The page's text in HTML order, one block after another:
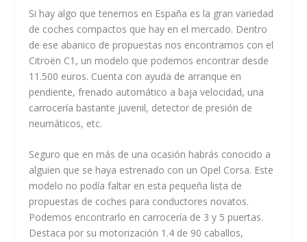
Si hay algo que tenemos en España es la gran variedad
de coches compactos que hay en el mercado. Dentro
de ese abanico de propuestas nos encontramos con el
Citroën C1, un modelo que podemos encontrar desde
11.500 euros. Cuenta con ayuda de arranque en
pendiente, frenado automático a baja velocidad, una
carrocería bastante juvenil, detector de presión de
neumáticos, etc.
Seguro que en más de una ocasión habrás conocido a
alguien que se haya estrenado con un Opel Corsa. Este
modelo no podía faltar en esta pequeña lista de
propuestas de coches para conductores novatos.
Podemos encontrarlo en carrocería de 3 y 5 puertas.
Destaca por su motorización 1.4 de 90 caballos,